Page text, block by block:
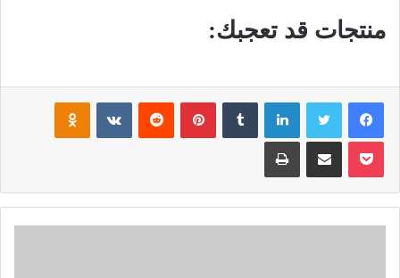
منتجات قد تعجبك:
فيسبوك لينكدإن بينتيريست
بوكيت